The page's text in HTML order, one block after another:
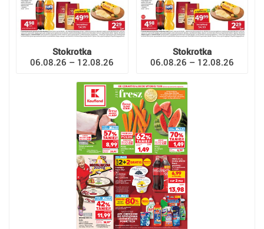
Stokrotka
06.08.26 – 12.08.26
Stokrotka
06.08.26 – 12.08.26